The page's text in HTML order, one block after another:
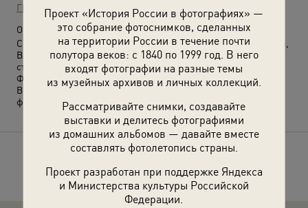
Проект «История России в фотографиях» —
это собрание фотоснимков, сделанных
на территории России в течение почти
полутора веков: с 1840 по 1999 год. В него
входят фотографии на разные темы
из музейных архивов и личных коллекций.
Рассматривайте снимки, создавайте
выставки и делитесь фотографиями
из домашних альбомов — давайте вместе
составлять фотолетопись страны.
Проект разработан при поддержке Яндекса
и Министерства культуры Российской
Федерации.
ГИН РАН
О фотографии:
Сидят (слева направо): Виссарион Виссарионович Карандеев,
Владимир Иванович Вернадский, Павел Карлович Алексат;
стоят: Генрих Осипович Касперович, Александр Евгеньевич
Ферсман.
Выставка «Академик Владимир Вернадский»с этой
фотографией.